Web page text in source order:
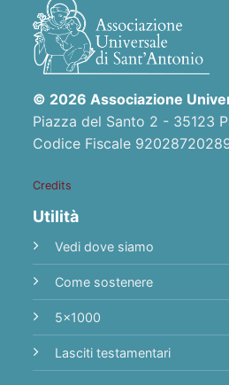
© 2026 Associazione
Piazza del Santo 2 - 35123
Codice Fiscale
Credits
Utilità
Vedi dove siamo
Come sostenere
5x1000
Lasciti testamentari